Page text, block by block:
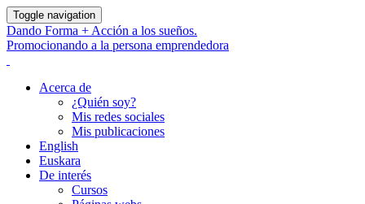
Toggle navigation
Dando Forma + Acción a los sueños.
Promocionando a la persona emprendedora
Acerca de
¿Quién soy?
Mis redes sociales
Mis publicaciones
English
Euskara
De interés
Cursos